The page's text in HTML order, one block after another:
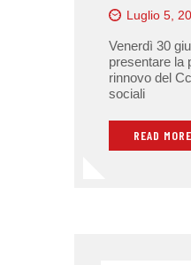
Luglio 5,
Venerdì 30
presentare la
rinnovo del
sociali
READ MORE